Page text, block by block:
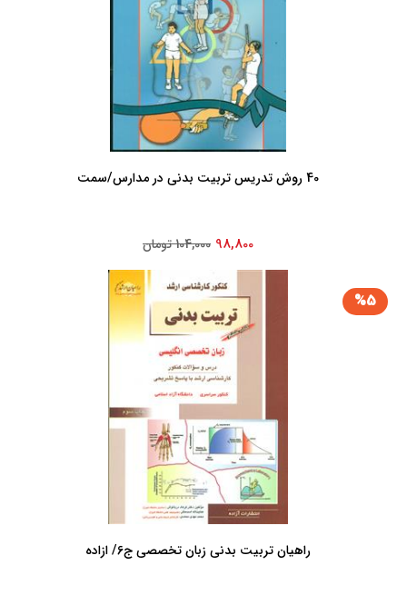
40 روش‏ تدریس‏ تربیت‏ بدنی‏ در مدارس/سمت‏
98,800 104,000 تومان
%5
راهیان تربیت‏ بدنی‏ زبان ‏تخصصی‏ ج‏6/ ازاده